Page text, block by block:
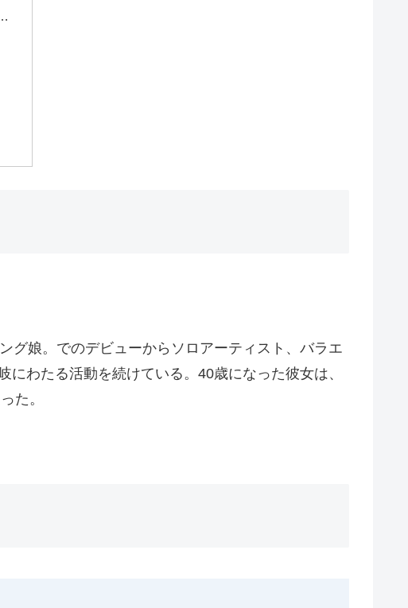
グ娘。でのデビューからソロアーティスト、バラエ
わたる活動を続けている。40歳になった彼女は、
た。